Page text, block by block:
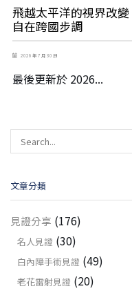
飛越太平洋的視界改
自在跨國步調
2026 年 7 月 30 日
最後更新於 2026...
文章分類
見證分享 (176)
名人見證 (30)
白內障手術見證 (49)
老花雷射見證 (20)